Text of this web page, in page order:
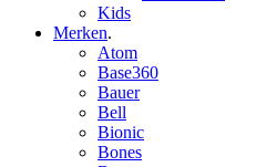
Kids
Merken.
Atom
Base360
Bauer
Bell
Bionic
Bones